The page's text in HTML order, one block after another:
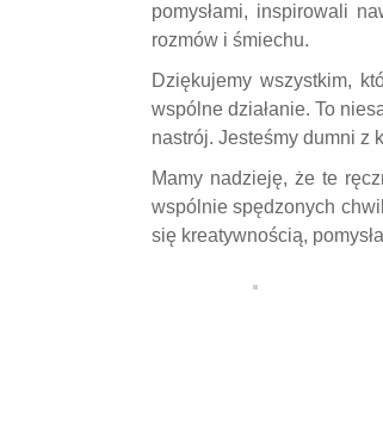
pomysłami, inspirowali
rozmów i śmiechu.
Dziękujemy wszystkim,
wspólne działanie. To
nastrój. Jesteśmy dumni z
Mamy nadzieję, że te
wspólnie spędzonych
się kreatywnością,